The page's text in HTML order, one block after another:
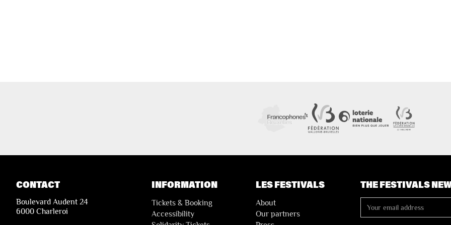
CONTACT
Boulevard Audent 24
6000 Charleroi
INFORMATION
Tickets & Booking
Accessibility
LES FESTIVALS
About
Our partners
THE FESTIVALS